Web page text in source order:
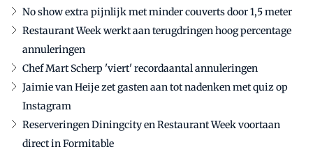
No show extra pijnlijk met minder couverts door 1,5 meter
Restaurant Week werkt aan terugdringen hoog percentage
annuleringen
Chef Mart Scherp 'viert' recordaantal annuleringen
Jaimie van Heije zet gasten aan tot nadenken met quiz op
Instagram
Reserveringen Diningcity en Restaurant Week voortaan
direct in Formitable